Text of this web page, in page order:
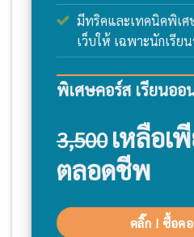
มีทริคและเทคนิคพิเศ
เว็บให้ เฉพาะนักเรีย
พิเศษคอร์ส เรียนออ
3,500 เหลือเ
ตลอดชีพ
คลิ๊ก ! ซื้อคอ